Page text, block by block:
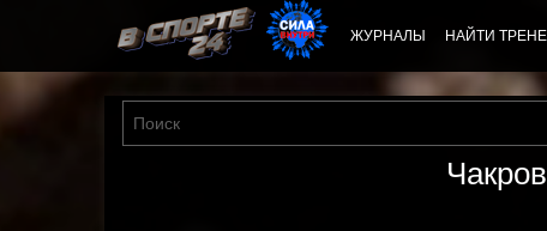
ЖУРНАЛЫ НАЙТИ